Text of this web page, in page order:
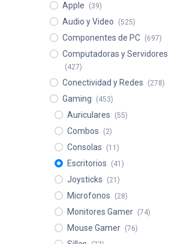
Apple (39)
Audio y Video (525)
Componentes de PC (697)
Computadoras y Servidores
(427)
Conectividad y Redes (278)
Gaming (453)
Auriculares (55)
Combos (2)
Consolas (11)
Escritorios (41)
Joysticks (21)
Microfonos (28)
Monitores Gamer (74)
Mouse Gamer (76)